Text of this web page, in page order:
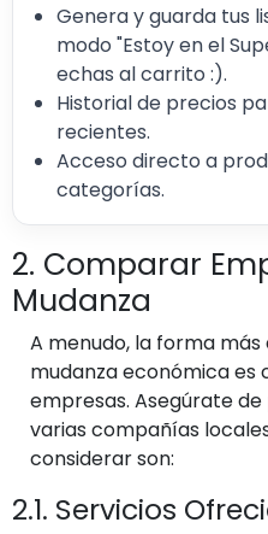
Genera y guarda tus
modo "Estoy en el
echas al carrito :).
Historial de precios
recientes.
Acceso directo a
categorías.
2. Comparar
Mudanza
A menudo, la forma
mudanza económica
empresas. Asegúrate
varias compañías
considerar son:
2.1. Servicios